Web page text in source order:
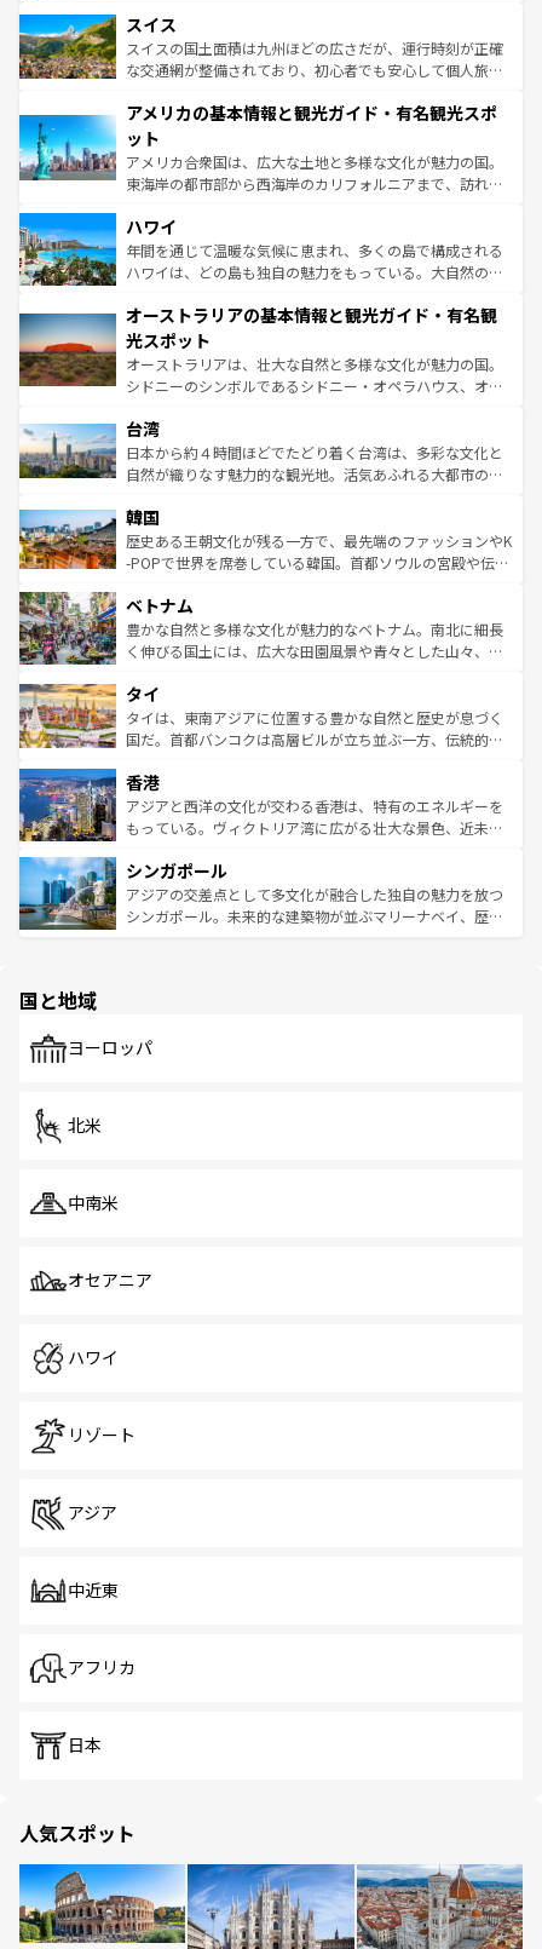
を参照してほしい。
は、お酒好きな人にはぜひ体験してほしい。 なお、新着の
ドイツ情報はコンテンツ一覧を参照してほしい。
リアごとに異なる魅力がある。また、優雅なアフタヌーン
ティー、ビール好きにはたまらない英国パブ、サッカー観
戦など、本場だからこそできる体験も豊富。イギリスを旅
ンツ一覧を参照してほしい。
スイス
スイスの国土面積は九州ほどの広さだが、運行時刻が正確
な交通網が整備されており、初心者でも安心して個人旅行
の建物がそのまま残る町や、スイスならではのユニークな
博物館もあり、アルプス観光だけでなく町歩きも満喫する
ことができる。国民の所得が高いため物価も高いが、旅行
者向けの交通パス提供のサービスもあり、うまく活用すれ
着のスイス情報は
アメリカの基本情報と観光ガイド・有名観光スポ
ット
アメリカ合衆国は、広大な土地と多様な文化が魅力の国。
東海岸の都市部から西海岸のカリフォルニアまで、訪れる
のような巨大都市は、観光、ショッピング、エンターテイ
ンメントが詰まった刺激的なスポットだ。一方、アメリカ
西部には大自然が広がり、グランドキャニオンやイエロー
部のニューオーリンズでは、音楽と美食が融合した独特の
文化が魅力。旅行者はアメリカの各地域で異なる魅力を楽
しみながら、その多様性と豊かな歴史を感じることができ
るだろう。車でのロードトリップや列車の旅も、アメリカ
情報は
ハワイ
年間を通じて温暖な気候に恵まれ、多くの島で構成される
ハワイは、どの島も独自の魅力をもっている。大自然の神
ワイ島は見逃せない。また、定番の観光地といえばオアフ
島だが、静かな自然を求めるならマウイ島やカウアイ島が
おすすめ。エメラルドグリーンに輝く海をはじめ、豊かな
文化や歴史が息づいている。「アロハスピリット」と呼ば
人々、おいしいローカルフードやハワイアンミュージッ
ク、伝統的なフラダンスなど、すべてがハワイの魅力を彩
っている。訪れるたびに新しい発見と感動が待っているハ
はコンテンツ一覧
オーストラリアの基本情報と観光ガイド・有名観
光スポット
オーストラリアは、壮大な自然と多様な文化が魅力の国。
シドニーのシンボルであるシドニー・オペラハウス、オー
リアリーフや大陸中央部にそびえるウルル（エアーズロッ
ク）、タスマニアの美しい原生林やケアンズの熱帯雨林な
ど、見どころがたくさん。また、カフェやワイン、オージ
いる。アクティビティも充実しており、サーフィンやダイ
ビング、ハイキングなど、アウトドア好きにはたまらな
い。オーストラリアの多彩な魅力を存分に味わいつくそ
参照してほしい。
台湾
日本から約４時間ほどでたどり着く台湾は、多彩な文化と
自然が織りなす魅力的な観光地。活気あふれる大都市の台
ン）、静ひつな山岳地帯である台湾東部など、都市の喧騒
と山間の静けさが共存しており、訪れる人に新しい発見と
驚きをもたらしてくれる。また、奥深い台湾の食文化も魅
容にもいいと評判のスイーツなど、バラエティ豊かな料理
が味わえる。 なお、新着の台湾情報は コンテンツ一覧を参
照してほしい。
韓国
歴史ある王朝文化が残る一方で、最先端のファッションやK
-POPで世界を席巻している韓国。首都ソウルの宮殿や伝統
き、地方に足を延ばせば四季折々の自然美を楽しむことが
できる。そして、キムチや焼肉、絶品のストリートフード
まで、さまざまな韓国料理が待っている。夜には、韓国な
リティに包まれながら、韓国の多彩な魅力を心ゆくまで味
わってみてほしい。 なお、新着の韓国情報はコンテンツ一
覧を参照してほしい。
ベトナム
豊かな自然と多様な文化が魅力的なベトナム。南北に細長
く伸びる国土には、広大な田園風景や青々とした山々、世
急速な発展と共に伝統が息づく。ハノイの古い町並みやホ
ーチミン市のフランス統治時代の建物も、独特の雰囲気を
醸し出している。また、バラエティの豊かさとおいしさで
とつ。フォーやバインミー、ベトナムコーヒーなどは、ぜ
ひ現地で味わいたい。どの地域を訪れてもあたたかい人々
が旅行者を迎えてくれるので、きっと忘れられない旅にな
参照してほしい。
タイ
タイは、東南アジアに位置する豊かな自然と歴史が息づく
国だ。首都バンコクは高層ビルが立ち並ぶ一方、伝統的な
の活気が交差している。北部ではチェンマイなどの山岳地
帯で自然と触れ合い、南部ではプーケットやクラビの美し
いビーチでリゾート気分を楽しむことができる。タイ料理
激する。気候は一年中温暖で、どの季節にも異なる楽しみ
が待っている。親しみやすいタイの人々、仏教を中心とし
た文化、そして多様な観光資源が、訪れる旅人を魅了し続
香港
アジアと西洋の文化が交わる香港は、特有のエネルギーを
もっている。ヴィクトリア湾に広がる壮大な景色、近未来
み、どこを訪れても感動するはず。観光スポットが密集し
ており、効率よく見どころを回れるのも魅力。息をのむよ
うな絶景から文化的な体験まで、香港を存分に楽しみ尽く
シンガポール
アジアの交差点として多文化が融合した独自の魅力を放つ
シンガポール。未来的な建築物が並ぶマリーナベイ、歴史
で、ホーカーズは地元の風情を楽しめる外せないスポット
国と地域
ヨーロッパ
北米
中南米
オセアニア
ハワイ
リゾート
アジア
中近東
アフリカ
日本
人気スポット